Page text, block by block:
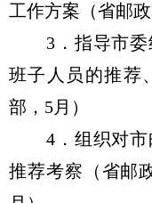
工作方案（省邮
3．指导市委
班子人员的推荐
部，5月）
4．组织对市
推荐考察（省邮